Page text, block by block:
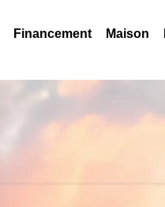
Financement Maison